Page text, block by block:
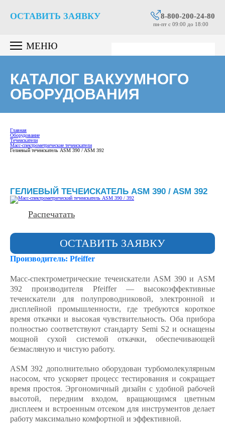
8-800-200-24-80
пн-пт c 09:00 до 18:00
ОСТАВИТЬ ЗАЯВКУ
МЕНЮ
КАТАЛОГ ВАКУУМНОГО
ОБОРУДОВАНИЯ
Главная
Оборудование
Течеискатели
Масс-спектрометрические течеискатели
Гелиевый течеискатель ASM 390 / ASM 392
ГЕЛИЕВЫЙ ТЕЧЕИСКАТЕЛЬ ASM 390 / ASM 392
Распечатать
ОСТАВИТЬ ЗАЯВКУ
Производитель: Pfeiffer
Масс-спектрометрические течеискатели ASM 390 и ASM
392 производителя Pfeiffer — высокоэффективные
течеискатели для полупроводниковой, электронной и
дисплейной промышленности, где требуются короткое
время откачки и высокая чувствительность. Оба прибора
полностью соответствуют стандарту Semi S2 и оснащены
мощной сухой системой откачки, обеспечивающей
безмасляную и чистую работу.
ASM 392 дополнительно оборудован турбомолекулярным
насосом, что ускоряет процесс тестирования и сокращает
время простоя. Эргономичный дизайн с удобной рабочей
высотой, передним входом, вращающимся цветным
дисплеем и встроенным отсеком для инструментов делает
работу максимально комфортной и эффективной.